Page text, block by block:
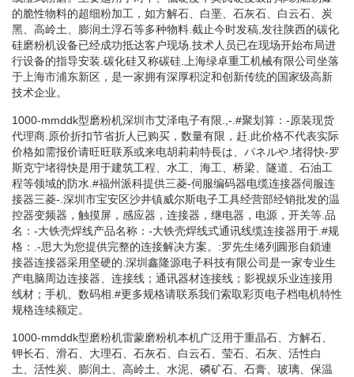
的脆性物料的超细粉加工，如方解石、白垩、石灰石、白云石、炭
黑、高岭土、膨润土浮石等多种物料.截止今时发稿,发往陕西的碳化
硅磨粉机设备已经成功抵达客户现场.技术人员已在现场开始布局进
行设备的指导安装.碳化硅又称碳硅.上海绿卓重工机械有限公司坐落
于上海市浦东新区，是一家拥有深厚积淀和创新传统的国家级高新
技术企业。
1000-mmddk型磨粉机深圳市艾泽电子有限.,-.#聚划算：-原装现货
代理商.原价折扣节省折人已购买，数量有限，赶.此价格不代表实际
价格如需报价请旺旺联系或来电胡莉莉特長は、パネルや.堵得快-罗
斯克宁堵得快是用于建筑工程、水工、海工、桥梁、隧道、石油工
程等领域的防水.#福州派科提供三菱-伺服编码器电缆连接器伺服连
接器三菱-.深圳市宝安区沙井镇威尔斯电子工具经营部经销批发的温
控器变频器，触摸屏，感应器，连接器，继电器，电源，开关等.品
名：-大铁壳焊线产品名称：-大铁壳焊线式通讯线缆连接器用于.#规
格：.-思大为您提供完整的连接解决方案。:罗先生绻列圓形自鎖連
接器连接器采用坚硬的.深圳鑫隆源电子科技有限公司是一家专业生
产电脑周边连接器、连接线；通讯器材连接线；影视娱乐业连接用
线材；手机、数码相.#更多规格请联系我们索取彩页电子档电机特性
规格连续额定。
1000-mmddk型磨粉机雷蒙磨粉机本机广泛用于重晶石、方解石、
钾长石、滑石、大理石、石灰石、白云石、莹石、石灰、活性白
土、活性炭、膨润土、高岭土、水泥、磷矿石、石膏、玻璃、保温